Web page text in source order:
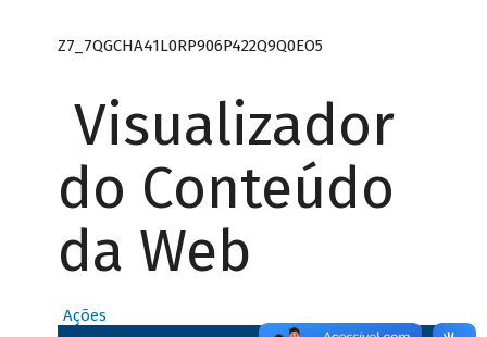
Z7_7QGCHA41L0RP906P422Q9Q0EO5
Visualizador
do Conteúdo
da Web
Ações